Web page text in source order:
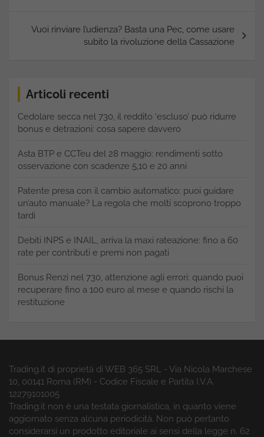
Vuoi rinviare l’udienza? Basta una Pec, come usare
subito la rivoluzione della Cassazione
Articoli recenti
Cedolare secca nel 730, il reddito ‘escluso’ può ridurre
bonus e detrazioni: cosa sapere davvero
Asta BTP e CCTeu del 28 maggio: rendimenti sotto
osservazione con scadenze 5,10 e 20 anni
Patente presa con il cambio automatico: puoi guidare
un’auto manuale? La regola che molti scoprono troppo
tardi
Debiti INPS e INAIL, arriva la maxi rateazione: fino a 60
rate per contributi e premi non pagati
Bonus Renzi nel 730, attenzione agli errori: quando puoi
recuperare fino a 100 euro al mese e quando rischi la
restituzione
Trading.it di proprietà di WEB 365 SRL - Via Nicola Marchese
10, 00141 Roma (RM) - Codice Fiscale e Partita I.V.A.
12279101005
Trading.it non è una testata giornalistica, in quanto viene
aggiornato senza alcuna periodicità. Non può pertanto
considerarsi un prodotto editoriale ai sensi della legge n. 62